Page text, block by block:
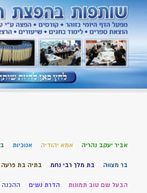
אביר יעקב נהריה אמא יהודיה אנוכיות
בר מצווה בת מלך רבי נחמ בתיה בת פרעה
הבעל שם טוב תמונות הדרת נשים ההכנה